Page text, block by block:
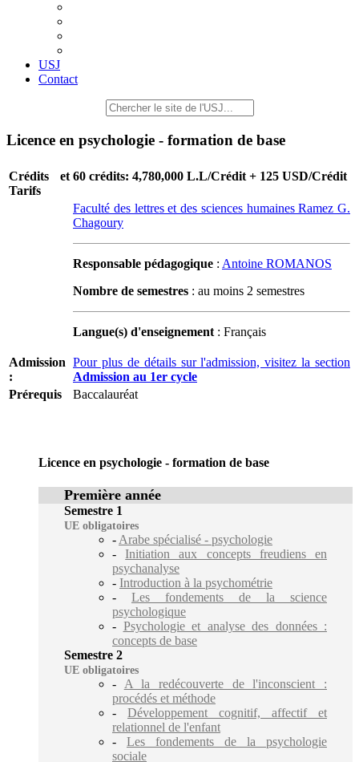
USJ
Contact
Licence en psychologie - formation de base
Crédits et
Tarifs
60 crédits: 4,780,000 L.L/Crédit + 125 USD/Crédit
Faculté des lettres et des sciences humaines Ramez G.
Chagoury
Responsable pédagogique : Antoine ROMANOS
Nombre de semestres : au moins 2 semestres
Langue(s) d'enseignement: Français
Admission
:
Pour plus de détails sur l'admission, visitez la section
Admission au 1er cycle
Prérequis
Baccalauréat
Licence en psychologie - formation de base
Première année
Semestre 1
UE obligatoires
- Arabe spécialisé - psychologie
-Initiation aux concepts freudiens en
psychanalyse
- Introduction à la psychométrie
- Les fondements de la science
psychologique
- Psychologie et analyse des données :
concepts de base
Semestre 2
UE obligatoires
- A la redécouverte de l'inconscient :
procédés et méthode
- Développement cognitif, affectif et
relationnel de l'enfant
- Les fondements de la psychologie
sociale